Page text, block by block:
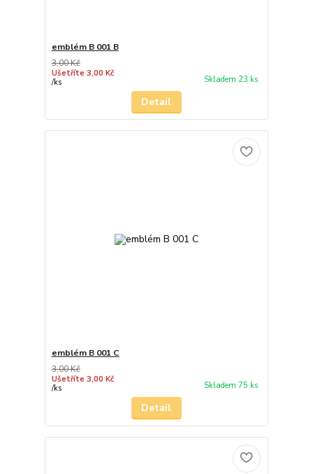
emblém B 001 B
3,00 Kč
Ušetříte 3,00 Kč
/ks Skladem 23 ks
Detail
emblém B 001 C
3,00 Kč
Ušetříte 3,00 Kč
/ks Skladem 75 ks
Detail